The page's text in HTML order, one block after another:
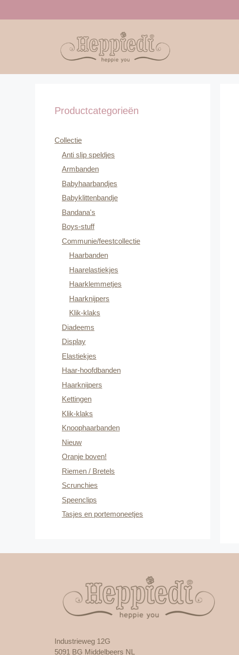
Productcategorieën
Collectie
Anti slip speldjes
Armbanden
Babyhaarbandjes
Babyklittenbandje
Bandana's
Boys-stuff
Communie/feestcollectie
Haarbanden
Haarelastiekjes
Haarklemmetjes
Haarknijpers
Klik-klaks
Diadeems
Display
Elastiekjes
Haar-hoofdbanden
Haarknijpers
Kettingen
Klik-klaks
Knoophaarbanden
Nieuw
Oranje boven!
Riemen / Bretels
Scrunchies
Speenclips
Tasjes en portemoneetjes
Industrieweg 12G
5091 BG Middelbeers NL